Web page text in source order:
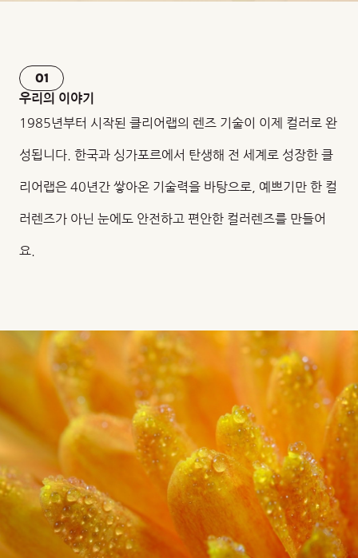
01
우리의 이야기
1985년부터 시작된 클리어랩의 렌즈 기술이 이제 컬러로 완
성됩니다. 한국과 싱가포르에서 탄생해 전 세계로 성장한 클
리어랩은 40년간 쌓아온 기술력을 바탕으로, 예쁘기만 한 컬
러렌즈가 아닌 눈에도 안전하고 편안한 컬러렌즈를 만들어
요.